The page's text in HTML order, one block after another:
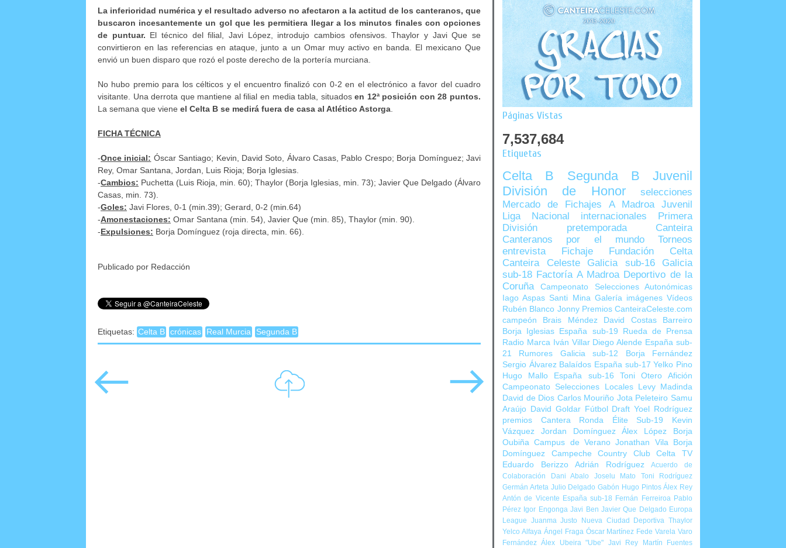
La inferioridad numérica y el resultado adverso no afectaron a la actitud de los canteranos, que
buscaron incesantemente un gol que les permitiera llegar a los minutos finales con opciones
de puntuar. El técnico del filial, Javi López, introdujo cambios ofensivos. Thaylor y Javi Que se
convirtieron en las referencias en ataque, junto a un Omar muy activo en banda. El mexicano Que
envió un buen disparo que rozó el poste derecho de la portería murciana.
No hubo premio para los célticos y el encuentro finalizó con 0-2 en el electrónico a favor del cuadro
visitante. Una derrota que mantiene al filial en media tabla, situadosen 12ª posición con 28 puntos.
La semana que viene el Celta B se medirá fuera de casa al Atlético Astorga
FICHA TÉCNICA
-Once inicial: Óscar Santiago; Kevin, David Soto, Álvaro Casas, Pablo Crespo; Borja Domínguez; Javi
Rey, Omar Santana, Jordan, Luis Rioja; Borja Iglesias.
-Cambios: Puchetta (Luis Rioja, min. 60); Thaylor (Borja Iglesias, min. 73); Javier Que Delgado (Álvaro
Casas, min. 73).
-Goles: Javi Flores, 0-1 (min.39); Gerard, 0-2 (min.64)
-Amonestaciones: Omar Santana (min. 54), Javier Que (min. 85), Thaylor (min. 90).
-Expulsiones: Borja Domínguez (roja directa, min. 66).
Publicado por Redacción
Etiquetas: Celta B crónicas Real Murcia Segunda B
Páginas Vistas
7,537,684
Etiquetas
Celta B Segunda B
Juvenil
División de Honor
selecciones
Mercado de Fichajes
A Madroa
Juvenil
Liga Nacional
internacionales
Primera
División
pretemporada
Canteira
Canteranos por el mundo
Torneos
entrevista
Fichaje
Fundación Celta
Canteira Celeste
Galicia sub-16
Galicia
sub-18 Factoría A Madroa Deportivo de la
Coruña
Campeonato Selecciones Autonómicas
Iago Aspas Santi Mina Galería imágenes Vídeos
Rubén Blanco Jonny Premios CanteiraCeleste.com
campeón
Brais Méndez David Costas
Barreiro
Borja Iglesias
España sub-19
Rueda de Prensa
Radio Marca
Iván Villar Diego Alende España sub-
21
Rumores Galicia sub-12
Borja Fernández
Sergio Álvarez Balaídos España sub-17 Yelko Pino
Hugo Mallo
España sub-16 Toni Otero
Afición
Campeonato Selecciones Locales
Levy Madinda
David de Dios Carlos Mouriño Jota Peleteiro Samu
Araújo David Goldar Fútbol Draft Yoel Rodríguez
premios Cantera
Ronda Élite Sub-19
Kevin
Vázquez
Jordan Domínguez Álex López
Borja
Oubiña Campus de Verano Jonathan Vila
Borja
Domínguez
Campeche Country Club
Celta TV
Eduardo Berizzo
Adrián Rodríguez
Acuerdo de
Colaboración
Dani Abalo Joselu Mato
Toni Rodríguez
Germán Arteta Julio Delgado Gabón Hugo Pintos Álex Rey
Antón de Vicente España sub-18 Fernán Ferreiroa Pablo
Pérez Igor Engonga Javi Ben Javier Que Delgado Europa
League Juanma Justo Nueva Ciudad Deportiva Thaylor
Yelco Alfaya Ángel Fraga Óscar Martínez Fede Varela Varo
Fernández Álex Ubeira "Ube" Javi Rey
Martín Fuentes